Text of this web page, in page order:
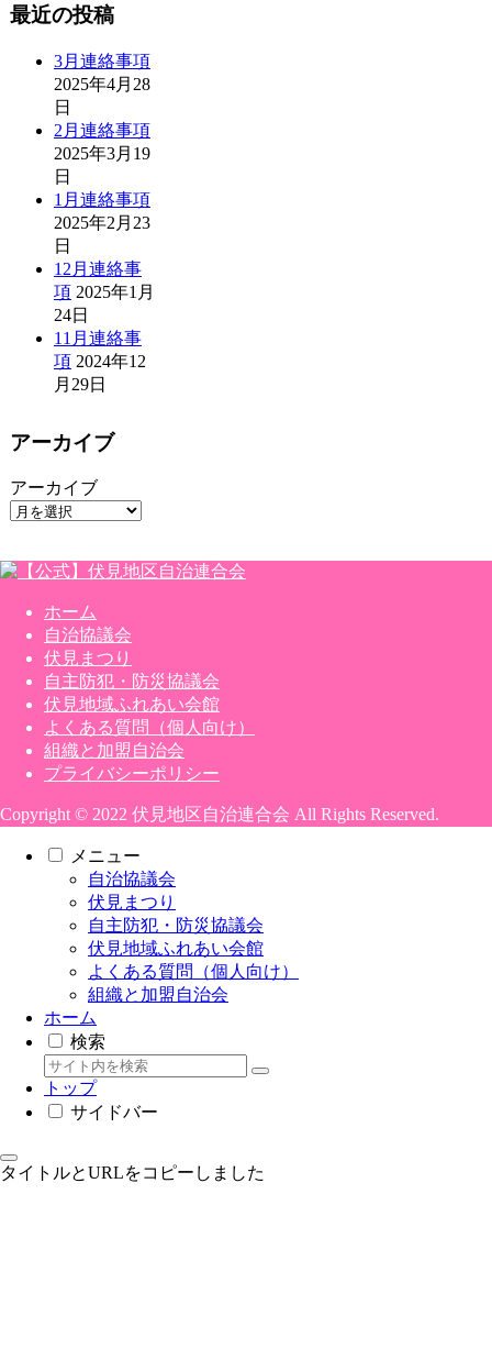
最近の投稿
3月連絡事項
2025年4月28
日
2月連絡事項
2025年3月19
日
1月連絡事項
2025年2月23
日
12月連絡事
項 2025年1月
24日
11月連絡事
項 2024年12
月29日
アーカイブ
アーカイブ
ホーム
自治協議会
伏見まつり
自主防犯・防災協議会
伏見地域ふれあい会館
よくある質問（個人向け）
組織と加盟自治会
プライバシーポリシー
Copyright © 2022 伏見地区自治連合会 All Rights Reserved.
メニュー
自治協議会
伏見まつり
自主防犯・防災協議会
伏見地域ふれあい会館
よくある質問（個人向け）
組織と加盟自治会
ホーム
検索
トップ
サイドバー
タイトルとURLをコピーしました